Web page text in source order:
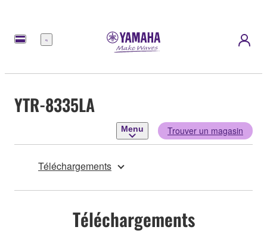
Menu
YTR-8335LA
Menu Trouver un magasin
Téléchargements
Téléchargements